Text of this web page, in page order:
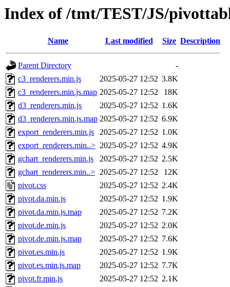
Index of /tmt/TEST/JS/
Name Last modified Size Description
Parent Directory
-
c3_renderers.min.js
2025-05-27 12:52 3.8K
c3_renderers.min.js.map 2025-05-27 12:52
18K
d3_renderers.min.js
2025-05-27 12:52 1.6K
d3_renderers.min.js.map 2025-05-27 12:52 6.9K
export_renderers.min.js
2025-05-27 12:52 1.0K
export_renderers.min..> 2025-05-27 12:52 4.9K
gchart_renderers.min.js
2025-05-27 12:52 2.5K
gchart_renderers.min..> 2025-05-27 12:52
12K
pivot.css
2025-05-27 12:52 2.4K
pivot.da.min.js
2025-05-27 12:52 1.9K
pivot.da.min.js.map
2025-05-27 12:52 7.2K
pivot.de.min.js
2025-05-27 12:52 2.0K
pivot.de.min.js.map
2025-05-27 12:52 7.6K
pivot.es.min.js
2025-05-27 12:52 1.9K
pivot.es.min.js.map
2025-05-27 12:52 7.7K
pivot.fr.min.js
2025-05-27 12:52 2.1K